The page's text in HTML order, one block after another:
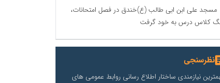
مسجد علی ابن ابی طالب (ع)خندق در فصل امتحانات،
کلاس درس به خود گرفت
نظرسنجی
نیازمندی ساختار اطلاع رسانی روابط عمومی های